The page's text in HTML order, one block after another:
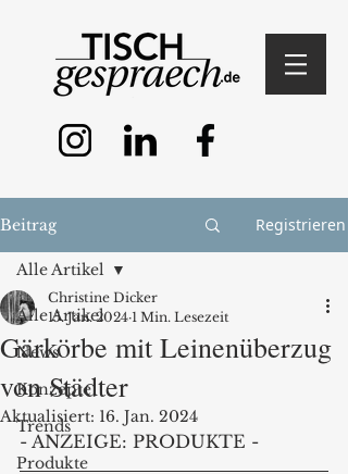
Beitrag Registrieren
Alle Artikel
News
Konzepte
Trends
Produkte
Alle Artikel
Gärkörbe mit Leinenüberzug
von Städter
Christine Dicker
15. Jan. 2024 1 Min. Lesezeit
Aktualisiert: 16. Jan. 2024
- ANZEIGE: PRODUKTE -